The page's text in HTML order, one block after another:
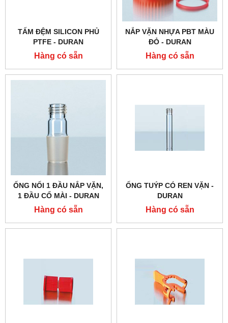
TẤM ĐỆM SILICON PHỦ
PTFE - DURAN
Hàng có sẵn
NẮP VẶN NHỰA PBT MÀU
ĐỎ - DURAN
Hàng có sẵn
ỐNG NỐI 1 ĐẦU NẮP VẶN,
1 ĐẦU CỔ MÀI - DURAN
Hàng có sẵn
ỐNG TUÝP CÓ REN VẶN -
DURAN
Hàng có sẵn